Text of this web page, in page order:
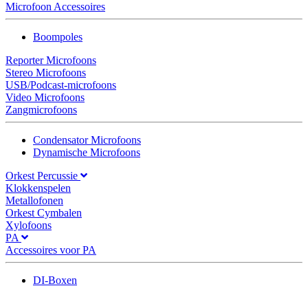
Microfoon Accessoires
Boompoles
Reporter Microfoons
Stereo Microfoons
USB/Podcast-microfoons
Video Microfoons
Zangmicrofoons
Condensator Microfoons
Dynamische Microfoons
Orkest Percussie
Klokkenspelen
Metallofonen
Orkest Cymbalen
Xylofoons
PA
Accessoires voor PA
DI-Boxen